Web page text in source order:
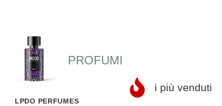
PROFUMI
i più venduti
LPDO PERFUMES